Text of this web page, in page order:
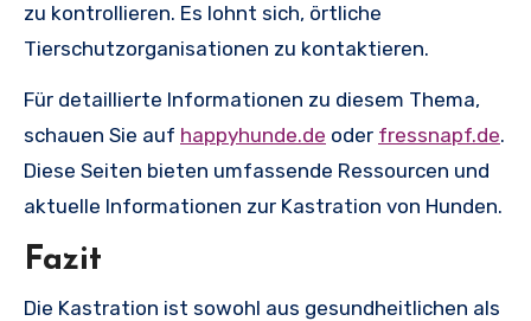
zu kontrollieren. Es lohnt sich, örtliche
Tierschutzorganisationen zu kontaktieren.
Für detaillierte Informationen zu diesem Thema,
schauen Sie auf happyhunde.de oder fressnapf.de.
Diese Seiten bieten umfassende Ressourcen und
aktuelle Informationen zur Kastration von Hunden.
Fazit
Die Kastration ist sowohl aus gesundheitlichen als